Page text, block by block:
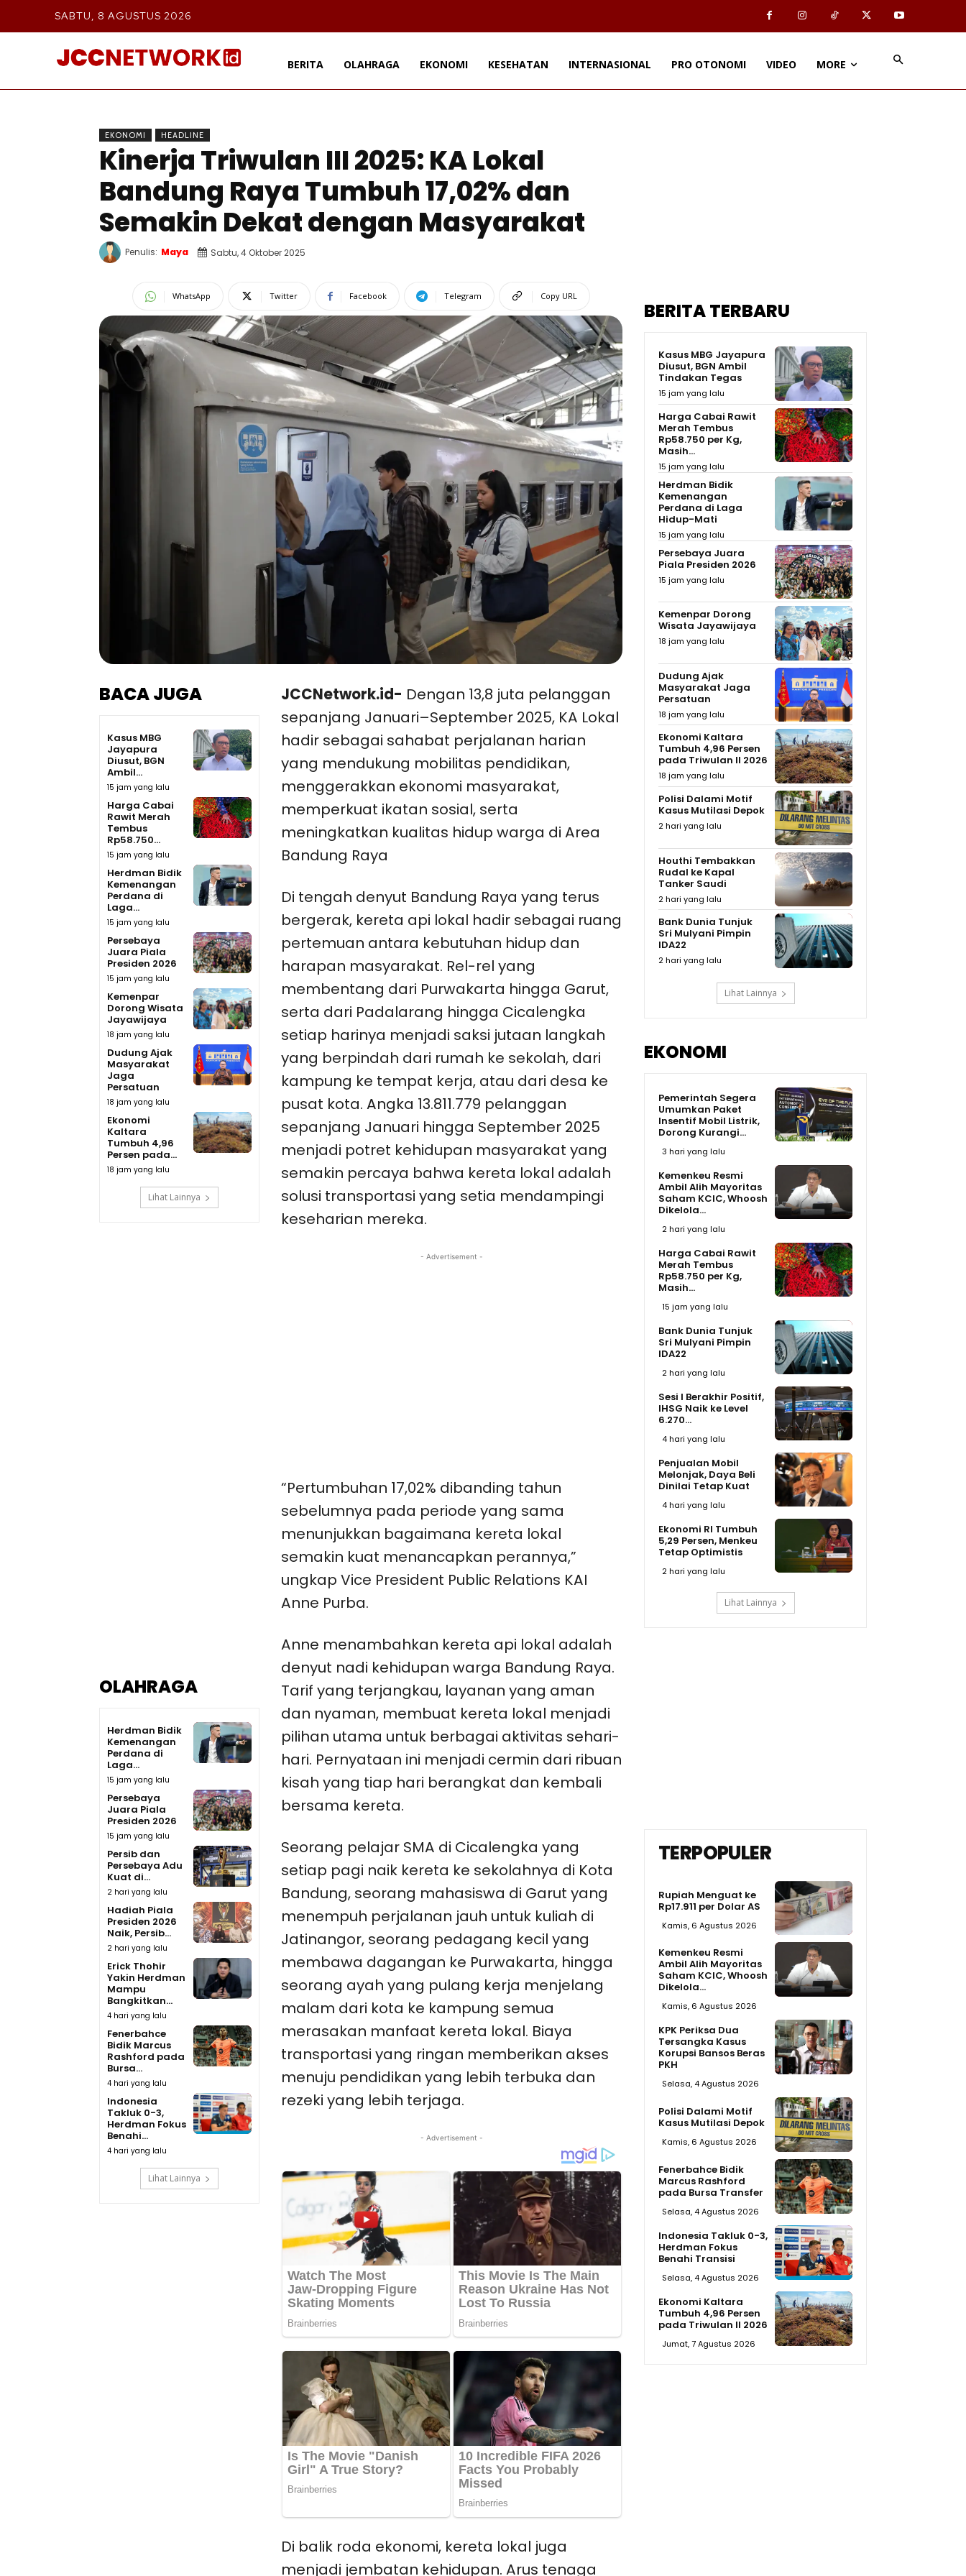
SABTU, 8 AGUSTUS 2026
BERITA OLAHRAGA EKONOMI KESEHATAN INTERNASIONAL PRO OTONOMI VIDEO MORE
EKONOMI HEADLINE
Kinerja Triwulan III 2025: KA Lokal
Bandung Raya Tumbuh 17,02% dan
Semakin Dekat dengan Masyarakat
Penulis: Maya Sabtu, 4 Oktober 2025
WhatsApp Twitter Facebook Telegram Copy URL
BACA JUGA
Kasus MBG
Jayapura
Diusut, BGN
Ambil...
15 jam yang lalu
Harga Cabai
Rawit Merah
Tembus
Rp58.750...
15 jam yang lalu
Herdman Bidik
Kemenangan
Perdana di
Laga...
15 jam yang lalu
Persebaya
Juara Piala
Presiden 2026
15 jam yang lalu
Kemenpar
Dorong Wisata
Jayawijaya
18 jam yang lalu
Dudung Ajak
Masyarakat
Jaga
Persatuan
18 jam yang lalu
Ekonomi
Kaltara
Tumbuh 4,96
Persen pada...
18 jam yang lalu
Lihat Lainnya
OLAHRAGA
Herdman Bidik
Kemenangan
Perdana di
Laga...
15 jam yang lalu
Persebaya
Juara Piala
Presiden 2026
15 jam yang lalu
Persib dan
Persebaya Adu
Kuat di...
2 hari yang lalu
Hadiah Piala
Presiden 2026
Naik, Persib...
2 hari yang lalu
Erick Thohir
Yakin Herdman
Mampu
Bangkitkan...
4 hari yang lalu
Fenerbahce
Bidik Marcus
Rashford pada
Bursa...
4 hari yang lalu
Indonesia
Takluk 0-3,
Herdman Fokus
Benahi...
4 hari yang lalu
Lihat Lainnya
JCCNetwork.id- Dengan 13,8 juta pelanggan
sepanjang Januari–September 2025, KA Lokal
hadir sebagai sahabat perjalanan harian
yang mendukung mobilitas pendidikan,
menggerakkan ekonomi masyarakat,
memperkuat ikatan sosial, serta
meningkatkan kualitas hidup warga di Area
Bandung Raya
Di tengah denyut Bandung Raya yang terus
bergerak, kereta api lokal hadir sebagai ruang
pertemuan antara kebutuhan hidup dan
harapan masyarakat. Rel-rel yang
membentang dari Purwakarta hingga Garut,
serta dari Padalarang hingga Cicalengka
setiap harinya menjadi saksi jutaan langkah
yang berpindah dari rumah ke sekolah, dari
kampung ke tempat kerja, atau dari desa ke
pusat kota. Angka 13.811.779 pelanggan
sepanjang Januari hingga September 2025
menjadi potret kehidupan masyarakat yang
semakin percaya bahwa kereta lokal adalah
solusi transportasi yang setia mendampingi
keseharian mereka.
- Advertisement -
“Pertumbuhan 17,02% dibanding tahun
sebelumnya pada periode yang sama
menunjukkan bagaimana kereta lokal
semakin kuat menancapkan perannya,”
ungkap Vice President Public Relations KAI
Anne Purba.
Anne menambahkan kereta api lokal adalah
denyut nadi kehidupan warga Bandung Raya.
Tarif yang terjangkau, layanan yang aman
dan nyaman, membuat kereta lokal menjadi
pilihan utama untuk berbagai aktivitas sehari-
hari. Pernyataan ini menjadi cermin dari ribuan
kisah yang tiap hari berangkat dan kembali
bersama kereta.
Seorang pelajar SMA di Cicalengka yang
setiap pagi naik kereta ke sekolahnya di Kota
Bandung, seorang mahasiswa di Garut yang
menempuh perjalanan jauh untuk kuliah di
Jatinangor, seorang pedagang kecil yang
membawa dagangan ke Purwakarta, hingga
seorang ayah yang pulang kerja menjelang
malam dari kota ke kampung semua
merasakan manfaat kereta lokal. Biaya
transportasi yang ringan memberikan akses
menuju pendidikan yang lebih terbuka dan
rezeki yang lebih terjaga.
- Advertisement -
Di balik roda ekonomi, kereta lokal juga
menjadi jembatan kehidupan. Arus tenaga
BERITA TERBARU
Kasus MBG Jayapura
Diusut, BGN Ambil
Tindakan Tegas
15 jam yang lalu
Harga Cabai Rawit
Merah Tembus
Rp58.750 per Kg,
Masih...
15 jam yang lalu
Herdman Bidik
Kemenangan
Perdana di Laga
Hidup-Mati
15 jam yang lalu
Persebaya Juara
Piala Presiden 2026
15 jam yang lalu
Kemenpar Dorong
Wisata Jayawijaya
18 jam yang lalu
Dudung Ajak
Masyarakat Jaga
Persatuan
18 jam yang lalu
Ekonomi Kaltara
Tumbuh 4,96 Persen
pada Triwulan II 2026
18 jam yang lalu
Polisi Dalami Motif
Kasus Mutilasi Depok
2 hari yang lalu
Houthi Tembakkan
Rudal ke Kapal
Tanker Saudi
2 hari yang lalu
Bank Dunia Tunjuk
Sri Mulyani Pimpin
IDA22
2 hari yang lalu
Lihat Lainnya
EKONOMI
Pemerintah Segera
Umumkan Paket
Insentif Mobil Listrik,
Dorong Kurangi...
3 hari yang lalu
Kemenkeu Resmi
Ambil Alih Mayoritas
Saham KCIC, Whoosh
Dikelola...
2 hari yang lalu
Harga Cabai Rawit
Merah Tembus
Rp58.750 per Kg,
Masih...
15 jam yang lalu
Bank Dunia Tunjuk
Sri Mulyani Pimpin
IDA22
2 hari yang lalu
Sesi I Berakhir Positif,
IHSG Naik ke Level
6.270...
4 hari yang lalu
Penjualan Mobil
Melonjak, Daya Beli
Dinilai Tetap Kuat
4 hari yang lalu
Ekonomi RI Tumbuh
5,29 Persen, Menkeu
Tetap Optimistis
2 hari yang lalu
Lihat Lainnya
TERPOPULER
Rupiah Menguat ke
Rp17.911 per Dolar AS
Kamis, 6 Agustus 2026
Kemenkeu Resmi
Ambil Alih Mayoritas
Saham KCIC, Whoosh
Dikelola...
Kamis, 6 Agustus 2026
KPK Periksa Dua
Tersangka Kasus
Korupsi Bansos Beras
PKH
Selasa, 4 Agustus 2026
Polisi Dalami Motif
Kasus Mutilasi Depok
Kamis, 6 Agustus 2026
Fenerbahce Bidik
Marcus Rashford
pada Bursa Transfer
Selasa, 4 Agustus 2026
Indonesia Takluk 0-3,
Herdman Fokus
Benahi Transisi
Selasa, 4 Agustus 2026
Ekonomi Kaltara
Tumbuh 4,96 Persen
pada Triwulan II 2026
Jumat, 7 Agustus 2026